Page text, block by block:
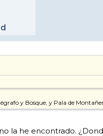
y Bosque, y Pala de
la he encontrado.